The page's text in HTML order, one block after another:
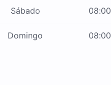
Sábado 08:00
Domingo 08:00